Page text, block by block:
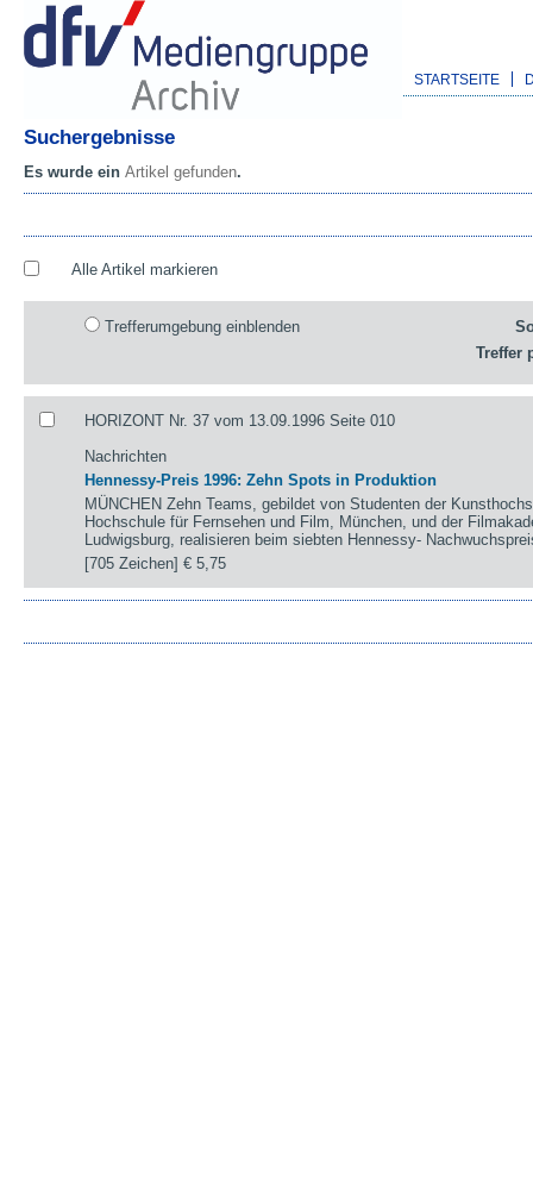
STARTSEITE
Suchergebnisse
Es wurde ein Artikel gefunden.
Alle Artikel markieren
Trefferumgebung einblenden
Treffer
HORIZONT Nr. 37 vom 13.09.1996 Seite 010
Nachrichten
Hennessy-Preis 1996: Zehn Spots in Produktion
MÜNCHEN Zehn Teams, gebildet von Studenten der
Hochschule für Fernsehen und Film, München, und der
Ludwigsburg, realisieren beim siebten Hennessy-
[705 Zeichen]€ 5,75